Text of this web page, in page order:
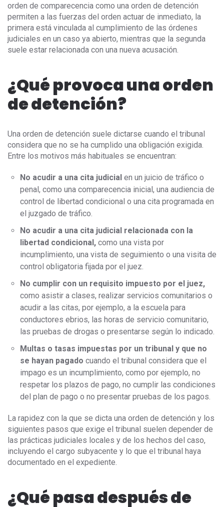
orden de comparecencia como una orden de detención
permiten a las fuerzas del orden actuar de inmediato, la
primera está vinculada al cumplimiento de las órdenes
judiciales en un caso ya abierto, mientras que la segunda
suele estar relacionada con una nueva acusación.
¿Qué provoca una orden
de detención?
Una orden de detención suele dictarse cuando el tribunal
considera que no se ha cumplido una obligación exigida.
Entre los motivos más habituales se encuentran:
No acudir a una cita judicial en un juicio de tráfico o
penal, como una comparecencia inicial, una audiencia de
control de libertad condicional o una cita programada en
el juzgado de tráfico.
No acudir a una cita judicial relacionada con la
libertad condicional, como una vista por
incumplimiento, una vista de seguimiento o una visita de
control obligatoria fijada por el juez.
No cumplir con un requisito impuesto por el juez,
como asistir a clases, realizar servicios comunitarios o
acudir a las citas, por ejemplo, a la escuela para
conductores ebrios, las horas de servicio comunitario,
las pruebas de drogas o presentarse según lo indicado.
Multas o tasas impuestas por un tribunal y que no
se hayan pagado cuando el tribunal considera que el
impago es un incumplimiento, como por ejemplo, no
respetar los plazos de pago, no cumplir las condiciones
del plan de pago o no presentar pruebas de los pagos.
La rapidez con la que se dicta una orden de detención y los
siguientes pasos que exige el tribunal suelen depender de
las prácticas judiciales locales y de los hechos del caso,
incluyendo el cargo subyacente y lo que el tribunal haya
documentado en el expediente.
¿Qué pasa después de